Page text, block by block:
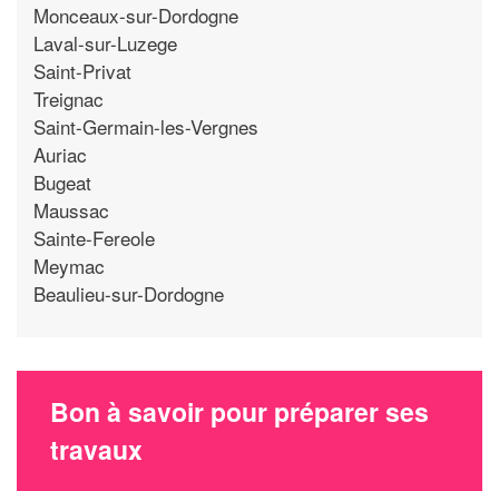
Monceaux-sur-Dordogne
Laval-sur-Luzege
Saint-Privat
Treignac
Saint-Germain-les-Vergnes
Auriac
Bugeat
Maussac
Sainte-Fereole
Meymac
Beaulieu-sur-Dordogne
Bon à savoir pour préparer ses
travaux